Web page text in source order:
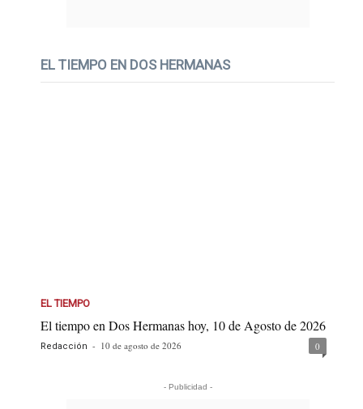
EL TIEMPO EN DOS HERMANAS
EL TIEMPO
El tiempo en Dos Hermanas hoy, 10 de Agosto de 2026
Redacción - 10 de agosto de 2026 0
- Publicidad -